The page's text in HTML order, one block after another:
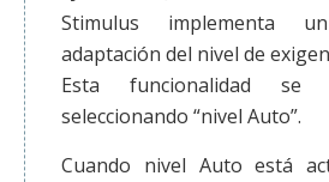
Stimulus implementa
adaptación del nivel de
Esta funcionalidad se
seleccionando “nivel Auto”.
Cuando nivel Auto está